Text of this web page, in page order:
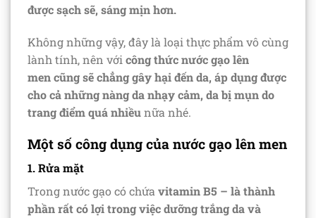
được sạch sẽ, sáng mịn hơn.
Không những vậy, đây là loại thực phẩm vô cùng
lành tính, nên với công thức nước gạo lên
men cũng sẽ chẳng gây hại đến da, áp dụng được
cho cả những nàng da nhạy cảm, da bị mụn do
trang điểm quá nhiềunữa nhé.
Một số công dụng của nước gạo lên men
1. Rửa mặt
Trong nước gạo có chứavitamin B5 – làthành
phần rất có lợi trong việc dưỡng trắng da và